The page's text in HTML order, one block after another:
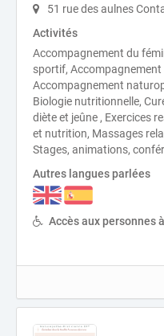
51 rue des aulnes
Activités
Accompagnement du
sportif,
Accompagnement
Biologie nutritionnelle,
diète et jeûne , Exercices
et nutrition, Massages
Stages, animations,
Autres langues parlées
Accès aux personnes